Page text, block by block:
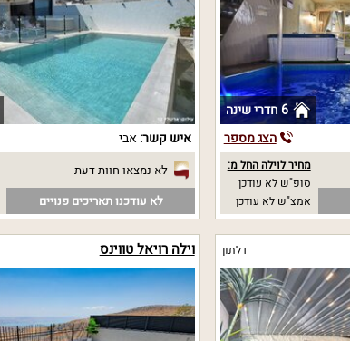
6 חדרי שינה
הצג מספר
מחיר לוילה החל מ:
סופ"ש לא עודכן
אמצ"ש לא עודכן
איש קשר: אבי
לא נמצאו חוות דעת
לא עודכנו תאריכים פנויים
דלתון וילה רויאל טווינס